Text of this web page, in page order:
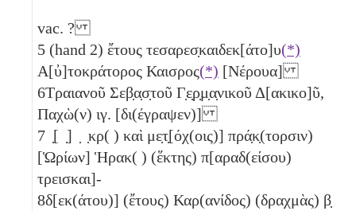
vac. ?
5 (hand 2) ἔτους τεσαρεσ̣καιδεκ[άτο]υ(*)
Α[ὐ]τοκράτορος Καισρος(*) [Νέρουα]
6Τραιανοῦ Σεβ̣α̣σ̣τοῦ Γ̣ε̣ρ̣μ̣α̣νικοῦ Δ[ακικο]ῦ,
Παχὼ(ν) ιγ. [δι(έγραψεν)]
7 ̣[ ̣] ̣ ̣κρ( ) καὶ με̣τ̣[όχ(οις)] πρά̣κ̣(τορσιν)
[Ὡρίων] Ἡρακ( ) (ἕκτης) π[αραδ(είσου)
τρεισκαι]-
8δ[εκ(άτου)] (ἔτους) Καρ(ανίδος) (δραχμὰς) β̣